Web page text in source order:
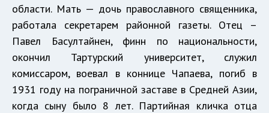
области. Мать — дочь православного священника,
работала секретарем районной газеты. Отец –
Павел Басултайнен, финн по национальности,
окончил Тартурский университет, служил
комиссаром, воевал в коннице Чапаева, погиб в
1931 году на пограничной заставе в Средней Азии,
когда сыну было 8 лет. Партийная кличка отца